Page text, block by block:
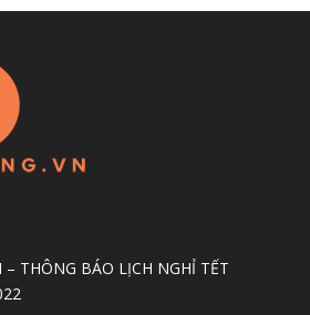
– THÔNG BÁO LỊCH NGHỈ TẾT